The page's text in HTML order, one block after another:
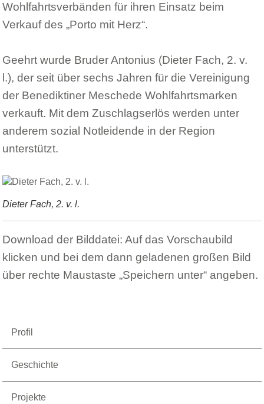
Wohlfahrtsverbänden für ihren Einsatz beim
Verkauf des „Porto mit Herz“.
Geehrt wurde Bruder Antonius (Dieter Fach, 2. v.
l.), der seit über sechs Jahren für die Vereinigung
der Benediktiner Meschede Wohlfahrtsmarken
verkauft. Mit dem Zuschlagserlös werden unter
anderem sozial Notleidende in der Region
unterstützt.
Dieter Fach, 2. v. l.
Download der Bilddatei: Auf das Vorschaubild
klicken und bei dem dann geladenen großen Bild
über rechte Maustaste „Speichern unter“ angeben.
Profil
Geschichte
Projekte